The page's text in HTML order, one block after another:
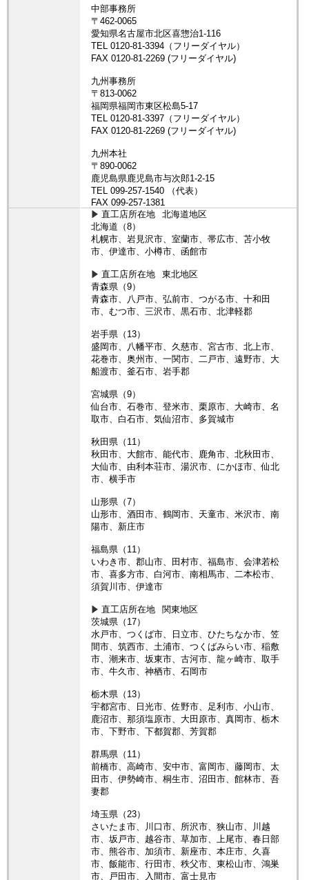
直工店所在地
北海道地区
北海道（8）
札幌市、岩見沢市、室蘭市、帯広市、苫小牧
市、伊達市、小樽市、函館市
直工店所在地
東北地区
青森県（9）
青森市、八戸市、弘前市、つがる市、十和田
市、むつ市、三沢市、黒石市、北津軽郡
岩手県（13）
盛岡市、八幡平市、久慈市、宮古市、北上市、
花巻市、奥州市、一関市、二戸市、遠野市、大
船渡市、釜石市、岩手郡
宮城県（9）
仙台市、石巻市、登米市、栗原市、大崎市、名
取市、白石市、気仙沼市、多賀城市
秋田県（11）
秋田市、大館市、能代市、鹿角市、北秋田市、
大仙市、由利本荘市、湯沢市、にかほ市、仙北
市、横手市
山形県（7）
山形市、酒田市、鶴岡市、天童市、米沢市、南
陽市、新庄市
福島県（11）
いわき市、郡山市、田村市、福島市、会津若松
市、喜多方市、白河市、南相馬市、二本松市、
須賀川市、伊達市
直工店所在地
関東地区
茨城県（17）
水戸市、つくば市、日立市、ひたちなか市、笠
間市、筑西市、土浦市、つくばみらい市、稲敷
市、潮来市、坂東市、古河市、龍ヶ崎市、取手
市、牛久市、神栖市、石岡市
栃木県（13）
宇都宮市、日光市、佐野市、足利市、小山市、
鹿沼市、那須塩原市、大田原市、真岡市、栃木
市、下野市、下都賀郡、芳賀郡
群馬県（11）
前橋市、高崎市、安中市、富岡市、藤岡市、太
田市、伊勢崎市、桐生市、沼田市、館林市、吾
妻郡
埼玉県（23）
さいたま市、川口市、所沢市、狭山市、川越
市、坂戸市、越谷市、草加市、上尾市、春日部
市、熊谷市、加須市、新座市、本庄市、久喜
市、飯能市、行田市、秩父市、東松山市、鴻巣
市、戸田市、入間市、富士見市